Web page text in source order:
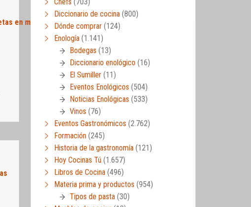
en microondas,Técnicas culinarias
Diccionario de cocina (800)
Dónde comprar (124)
Enología (1.141)
Bodegas (13)
Diccionario enológico (16)
El Sumiller (11)
Eventos Enológicos (504)
Noticias Enológicas (533)
Vinos (76)
Eventos Gastronómicos (2.762)
Formación (245)
Historia de la gastronomía (121)
Hoy Cocinas Tú (1.657)
Libros de Cocina (496)
Materia prima y productos (954)
Tipos de pasta (30)